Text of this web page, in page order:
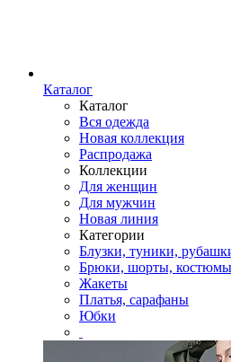
Каталог
Каталог
Вся одежда
Новая коллекция
Распродажа
Коллекции
Для женщин
Для мужчин
Новая линия
Категории
Блузки, туники,
Брюки, шорты, костюмы
Жакеты
Платья, сарафаны
Юбки